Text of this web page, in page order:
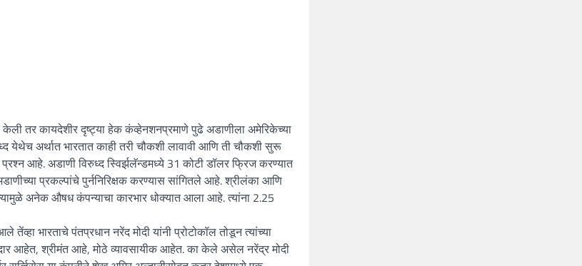
केली तर कायदेशीर दृष्ट्या हेक कंव्हेनशनप्रमाणे पुढे अडाणीला अमेरिकेच्या
येथेच अर्थात भारतात काही तरी चौकशी लावावी आणि ती चौकशी सुरू
आहे. अडाणी विरुध्द स्विर्झलॅन्डमध्ये 31 कोटी डॉलर फ्रिज करण्यात
प्रकल्पांचे पुर्ननिरिक्षक करण्यास सांगितले आहे. श्रीलंका आणि
अनेक औषध कंपन्याचा कारभार धोक्यात आला आहे. त्यांना 2.25
भारताचे पंतप्रधान नरेंद मोदी यांनी प्रोटोकॉल तोडून त्यांच्या
आहेत, श्रीमंत आहे, मोठे व्यावसायीक आहेत. का केले असेल नरेंद्र मोदी